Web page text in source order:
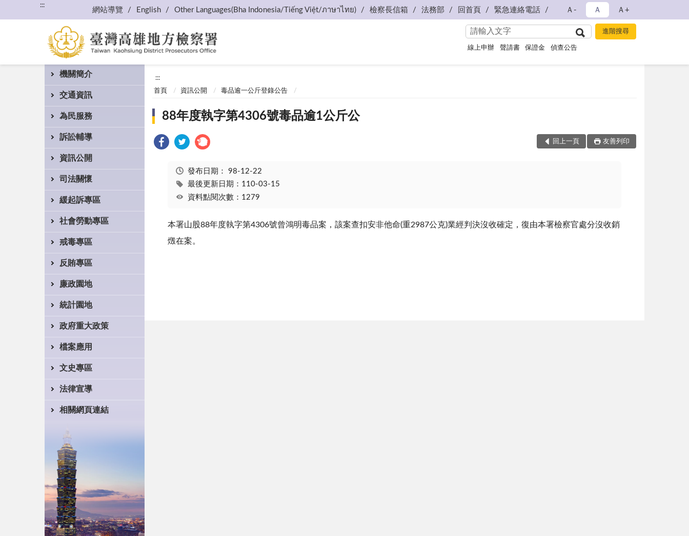
:::
網站導覽 English Other Languages(Bha Indonesia/Tiếng Việt/ภาษาไทย) 檢察長信箱 法務部 回首頁 緊急連絡電話 Ａ- Ａ Ａ+
線上申辦 聲請書 保證金 偵查公告
機關簡介
交通資訊
為民服務
訴訟輔導
資訊公開
司法關懷
緩起訴專區
社會勞動專區
戒毒專區
反賄專區
廉政園地
統計園地
政府重大政策
檔案應用
文史專區
法律宣導
相關網頁連結
:::
首頁 資訊公開 毒品逾一公斤登錄公告
88年度執字第4306號毒品逾1公斤公
回上一頁 友善列印
發布日期： 98-12-22
最後更新日期：110-03-15
資料點閱次數：1279
本署山股88年度執字第4306號曾鴻明毒品案，該案查扣安非他命(重2987公克)業經判決沒收確定，復由本署檢察官處分沒收銷
燬在案。